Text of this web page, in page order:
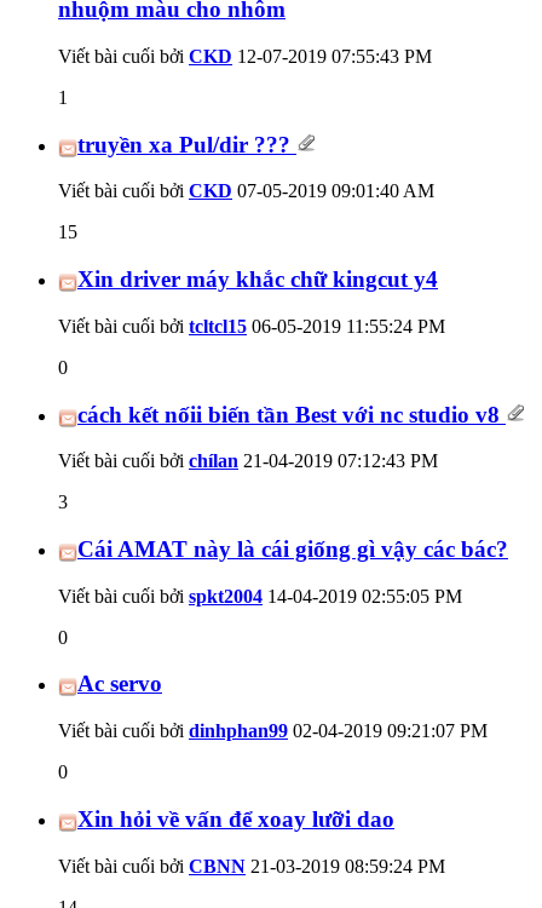
nhuộm màu cho nhôm
Viết bài cuối bởi CKD 12-07-2019 07:55:43 PM
1
truyền xa Pul/dir ???
Viết bài cuối bởi CKD 07-05-2019 09:01:40 AM
15
Xin driver máy khắc chữ kingcut y4
Viết bài cuối bởi tcltcl15 06-05-2019 11:55:24 PM
0
cách kết nốii biến tần Best với nc studio v8
Viết bài cuối bởi chílan 21-04-2019 07:12:43 PM
3
Cái AMAT này là cái giống gì vậy các bác?
Viết bài cuối bởi spkt2004 14-04-2019 02:55:05 PM
0
Ac servo
Viết bài cuối bởi dinhphan99 02-04-2019 09:21:07 PM
0
Xin hỏi về vấn để xoay lưỡi dao
Viết bài cuối bởi CBNN 21-03-2019 08:59:24 PM